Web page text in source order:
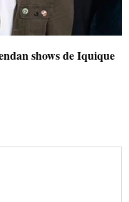
shows de Iquique